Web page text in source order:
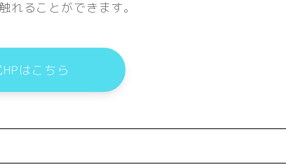
れることができます。
はこちら